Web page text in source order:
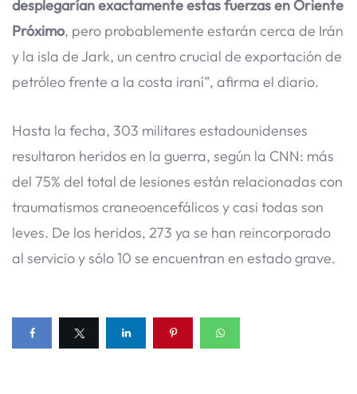
desplegarían exactamente estas fuerzas en Oriente
Próximo, pero probablemente estarán cerca de Irán
y la isla de Jark, un centro crucial de exportación de
petróleo frente a la costa iraní”, afirma el diario.
Hasta la fecha, 303 militares estadounidenses
resultaron heridos en la guerra, según la CNN: más
del 75% del total de lesiones están relacionadas con
traumatismos craneoencefálicos y casi todas son
leves. De los heridos, 273 ya se han reincorporado
al servicio y sólo 10 se encuentran en estado grave.